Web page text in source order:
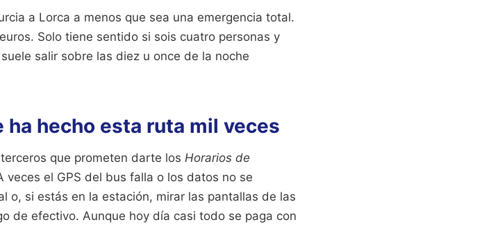
a Lorca a menos que sea una emergencia total.
Solo tiene sentido si sois cuatro personas y
salir sobre las diez u once de la noche
hecho esta ruta mil veces
que prometen darte los Horarios de
veces el GPS del bus falla o los datos no se
o, si estás en la estación, mirar las pantallas de las
de efectivo. Aunque hoy día casi todo se paga con